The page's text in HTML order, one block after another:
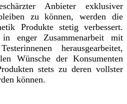
Anbieter exklusiver
zu können, werden die
Produkte stetig verbessert.
enger Zusammenarbeit mit
herausgearbeitet,
Wünsche der Konsumenten
stets zu deren vollster
können.